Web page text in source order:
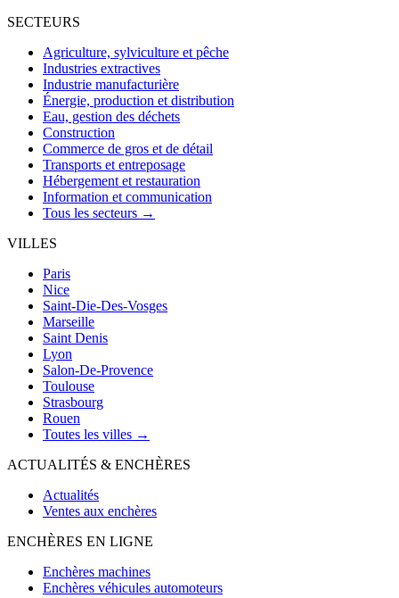
SECTEURS
Agriculture, sylviculture et pêche
Industries extractives
Industrie manufacturière
Énergie, production et distribution
Eau, gestion des déchets
Construction
Commerce de gros et de détail
Transports et entreposage
Hébergement et restauration
Information et communication
Tous les secteurs →
VILLES
Paris
Nice
Saint-Die-Des-Vosges
Marseille
Saint Denis
Lyon
Salon-De-Provence
Toulouse
Strasbourg
Rouen
Toutes les villes →
ACTUALITÉS & ENCHÈRES
Actualités
Ventes aux enchères
ENCHÈRES EN LIGNE
Enchères machines
Enchères véhicules automoteurs